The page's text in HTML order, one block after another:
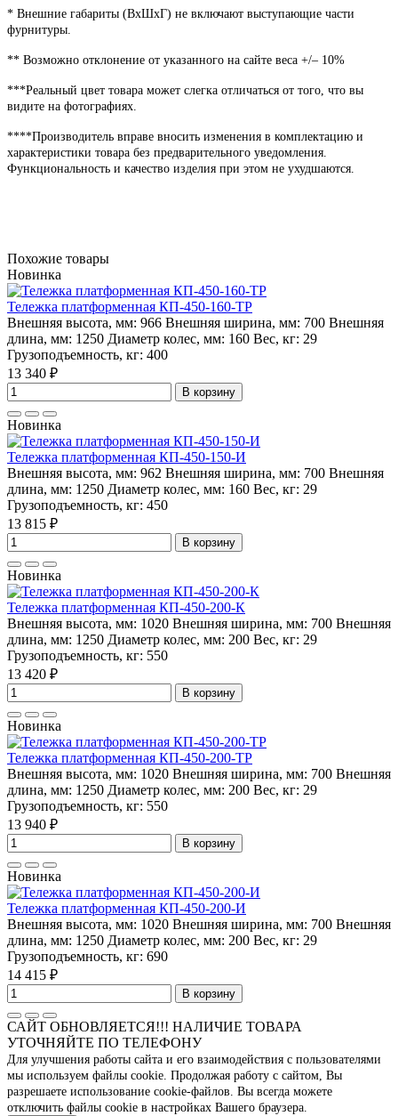
* Внешние габариты (ВхШхГ) не включают выступающие части
фурнитуры.
** Возможно отклонение от указанного на сайте веса +/– 10%
***Реальный цвет товара может слегка отличаться от того, что вы
видите на фотографиях.
****Производитель вправе вносить изменения в комплектацию и
характеристики товара без предварительного уведомления.
Функциональность и качество изделия при этом не ухудшаются.
Похожие товары
Новинка
Тележка платформенная КП-450-160-ТР
Внешняя высота, мм: 966 Внешняя ширина, мм: 700 Внешняя
длина, мм: 1250 Диаметр колес, мм: 160 Вес, кг: 29
Грузоподъемность, кг: 400
13 340 ₽
В корзину
Новинка
Тележка платформенная КП-450-150-И
Внешняя высота, мм: 962 Внешняя ширина, мм: 700 Внешняя
длина, мм: 1250 Диаметр колес, мм: 160 Вес, кг: 29
Грузоподъемность, кг: 450
13 815 ₽
В корзину
Новинка
Тележка платформенная КП-450-200-К
Внешняя высота, мм: 1020 Внешняя ширина, мм: 700 Внешняя
длина, мм: 1250 Диаметр колес, мм: 200 Вес, кг: 29
Грузоподъемность, кг: 550
13 420 ₽
В корзину
Новинка
Тележка платформенная КП-450-200-ТР
Внешняя высота, мм: 1020 Внешняя ширина, мм: 700 Внешняя
длина, мм: 1250 Диаметр колес, мм: 200 Вес, кг: 29
Грузоподъемность, кг: 550
13 940 ₽
В корзину
Новинка
Тележка платформенная КП-450-200-И
Внешняя высота, мм: 1020 Внешняя ширина, мм: 700 Внешняя
длина, мм: 1250 Диаметр колес, мм: 200 Вес, кг: 29
Грузоподъемность, кг: 690
14 415 ₽
В корзину
САЙТ ОБНОВЛЯЕТСЯ!!! НАЛИЧИЕ ТОВАРА
УТОЧНЯЙТЕ ПО ТЕЛЕФОНУ
Для улучшения работы сайта и его взаимодействия с пользователями
мы используем файлы cookie. Продолжая работу с сайтом, Вы
разрешаете использование cookie-файлов. Вы всегда можете
отключить файлы cookie в настройках Вашего браузера.